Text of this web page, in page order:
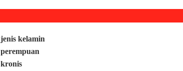
jenis kelamin
perempuan
kronis